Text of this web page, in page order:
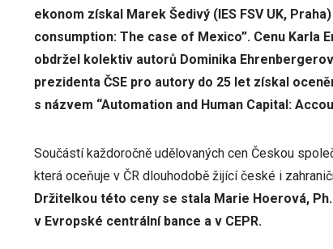
ekonom získal Marek Šedivý (IES FSV UK,
consumption: The case of Mexico”. Cenu Karla
obdržel kolektiv autorů Dominika
prezidenta ČSE pro autory do 25 let získal
s názvem “Automation and Human Capital:
Součástí každoročně udělovaných cen Českou
která oceňuje v ČR dlouhodobě žijící české i
Držitelkou této ceny se stala Marie Hoerová,
v Evropské centrální bance a v CEPR.